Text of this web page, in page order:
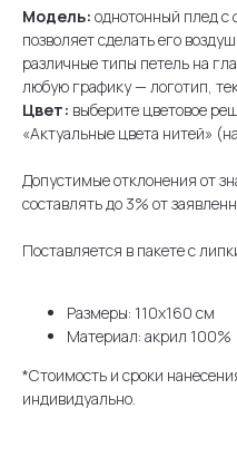
Модель: однотонный плед с
позволяет сделать его
различные типы петель на
любую графику — логотип,
Цвет: выберите цветовое
«Актуальные цвета нитей»
Допустимые отклонения от
составлять до 3% от
Поставляется в пакете с
Размеры: 110х160 см
Материал: акрил 100%
*Стоимость и сроки
индивидуально.